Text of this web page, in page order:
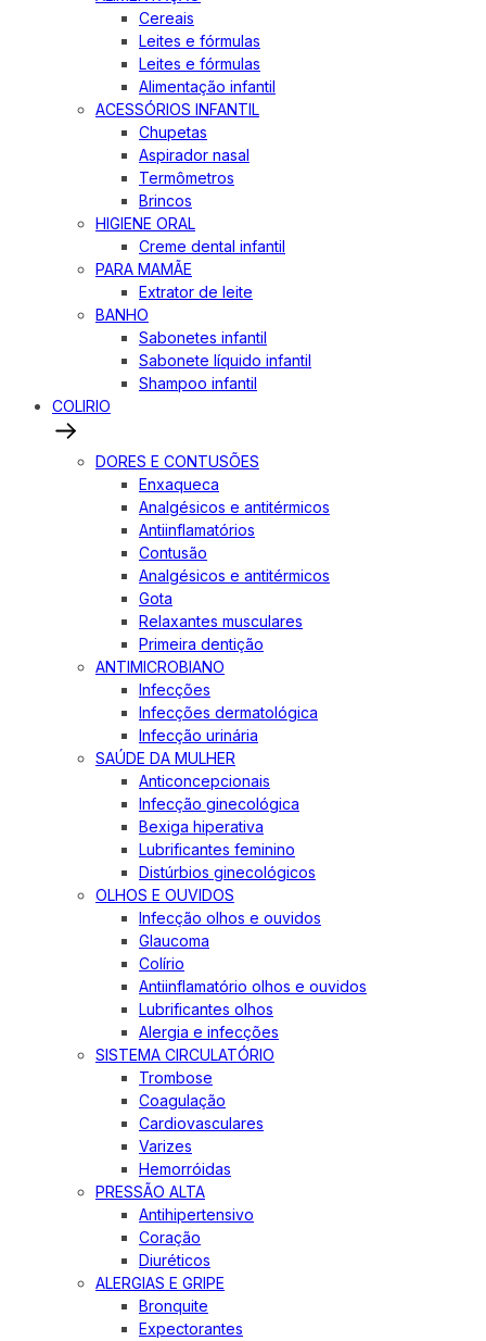
Cereais
Leites e fórmulas
Leites e fórmulas
Alimentação infantil
ACESSÓRIOS INFANTIL
Chupetas
Aspirador nasal
Termômetros
Brincos
HIGIENE ORAL
Creme dental infantil
PARA MAMÃE
Extrator de leite
BANHO
Sabonetes infantil
Sabonete líquido infantil
Shampoo infantil
COLIRIO
DORES E CONTUSÕES
Enxaqueca
Analgésicos e antitérmicos
Antiinflamatórios
Contusão
Analgésicos e antitérmicos
Gota
Relaxantes musculares
Primeira dentição
ANTIMICROBIANO
Infecções
Infecções dermatológica
Infecção urinária
SAÚDE DA MULHER
Anticoncepcionais
Infecção ginecológica
Bexiga hiperativa
Lubrificantes feminino
Distúrbios ginecológicos
OLHOS E OUVIDOS
Infecção olhos e ouvidos
Glaucoma
Colírio
Antiinflamatório olhos e ouvidos
Lubrificantes olhos
Alergia e infecções
SISTEMA CIRCULATÓRIO
Trombose
Coagulação
Cardiovasculares
Varizes
Hemorróidas
PRESSÃO ALTA
Antihipertensivo
Coração
Diuréticos
ALERGIAS E GRIPE
Bronquite
Expectorantes